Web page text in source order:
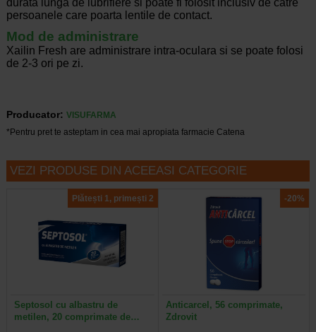
durata lunga de lubrifiere si poate fi folosit inclusiv de catre
persoanele care poarta lentile de contact.
Mod de administrare
Xailin Fresh are administrare intra-oculara si se poate folosi
de 2-3 ori pe zi.
Producator: VISUFARMA
*Pentru pret te asteptam in cea mai apropiata farmacie Catena
VEZI PRODUSE DIN ACEEASI CATEGORIE
Plătești 1, primești 2
Septosol cu albastru de
metilen, 20 comprimate de…
-20%
Anticarcel, 56 comprimate,
Zdrovit